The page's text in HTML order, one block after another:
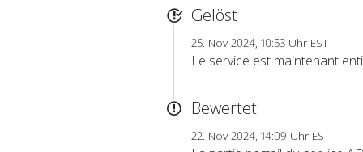
Gelöst
25. Nov 2024, 10:53 Uhr EST
Le service est maintenant
Bewertet
22. Nov 2024, 14:09 Uhr EST